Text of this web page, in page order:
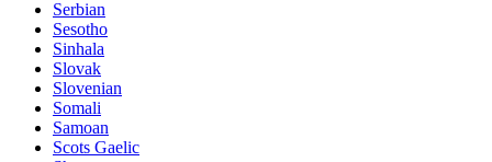
Serbian
Sesotho
Sinhala
Slovak
Slovenian
Somali
Samoan
Scots Gaelic